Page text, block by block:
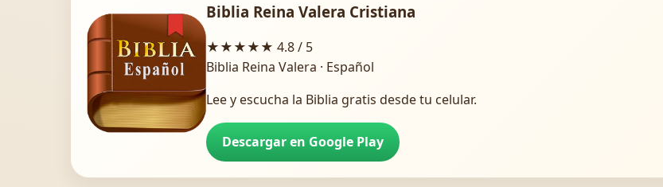
Biblia Reina Valera Cristiana
★★★★★ 4.8 / 5
Biblia Reina Valera · Español
Lee y escucha la Biblia gratis desde tu celular.
Descargar en Google Play